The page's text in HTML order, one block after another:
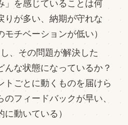
」を感じていることは何
りが多い、納期が守れな
チベーションが低い）
、その問題が解決した
んな状態になっているか？
トごとに動くものを届けら
フィードバックが早い、
動いている）